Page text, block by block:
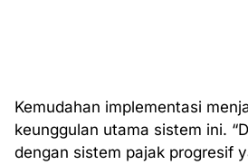
Kemudahan implementasi
keunggulan utama sistem ini.
dengan sistem pajak progresif